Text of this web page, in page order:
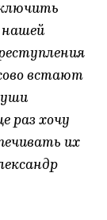
встают
раз хочу
их